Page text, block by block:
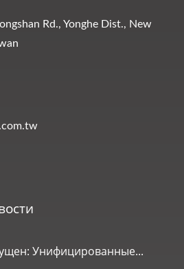
Rd., Yonghe Dist., New
Унифицированные...